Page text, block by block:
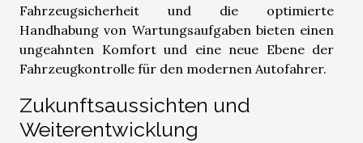
Fahrzeugsicherheit und die optimierte
Handhabung von Wartungsaufgaben bieten einen
ungeahnten Komfort und eine neue Ebene der
Fahrzeugkontrolle für den modernen Autofahrer.
Zukunftsaussichten und
Weiterentwicklung